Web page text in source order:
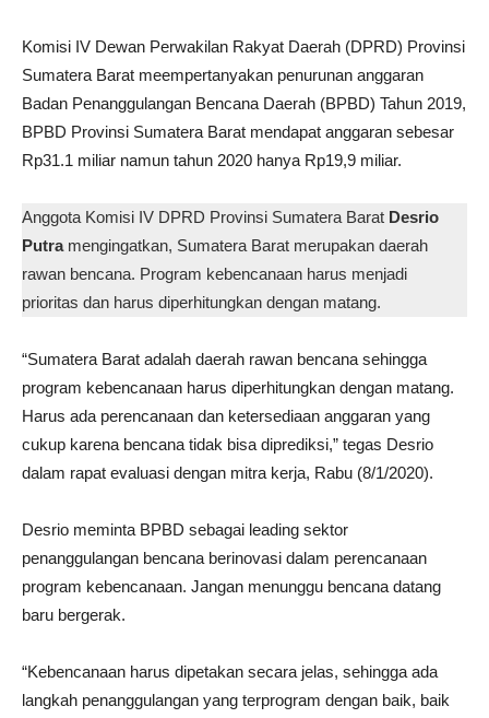
Komisi IV Dewan Perwakilan Rakyat Daerah (DPRD) Provinsi
Sumatera Barat meempertanyakan penurunan anggaran
Badan Penanggulangan Bencana Daerah (BPBD) Tahun 2019,
BPBD Provinsi Sumatera Barat mendapat anggaran sebesar
Rp31.1 miliar namun tahun 2020 hanya Rp19,9 miliar.
Anggota Komisi IV DPRD Provinsi Sumatera Barat Desrio
Putra mengingatkan, Sumatera Barat merupakan daerah
rawan bencana. Program kebencanaan harus menjadi
prioritas dan harus diperhitungkan dengan matang.
“Sumatera Barat adalah daerah rawan bencana sehingga
program kebencanaan harus diperhitungkan dengan matang.
Harus ada perencanaan dan ketersediaan anggaran yang
cukup karena bencana tidak bisa diprediksi,” tegas Desrio
dalam rapat evaluasi dengan mitra kerja, Rabu (8/1/2020).
Desrio meminta BPBD sebagai leading sektor
penanggulangan bencana berinovasi dalam perencanaan
program kebencanaan. Jangan menunggu bencana datang
baru bergerak.
“Kebencanaan harus dipetakan secara jelas, sehingga ada
langkah penanggulangan yang terprogram dengan baik, baik